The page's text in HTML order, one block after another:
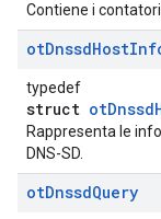
Contiene i contatori
otDnssdHost
typedef
struct
Rappresenta le
DNS-SD.
otDnssdQuery